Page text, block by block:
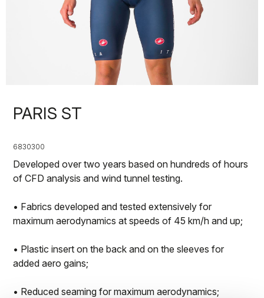
PARIS ST
6830300
Developed over two years based on hundreds of hours
of CFD analysis and wind tunnel testing.
• Fabrics developed and tested extensively for
maximum aerodynamics at speeds of 45 km/h and up;
• Plastic insert on the back and on the sleeves for
added aero gains;
• Reduced seaming for maximum aerodynamics;